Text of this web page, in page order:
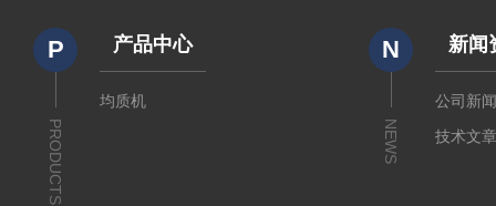
P
PRODUCTS
产品中心
均质机
N
NEWS
新闻
公司新
技术文